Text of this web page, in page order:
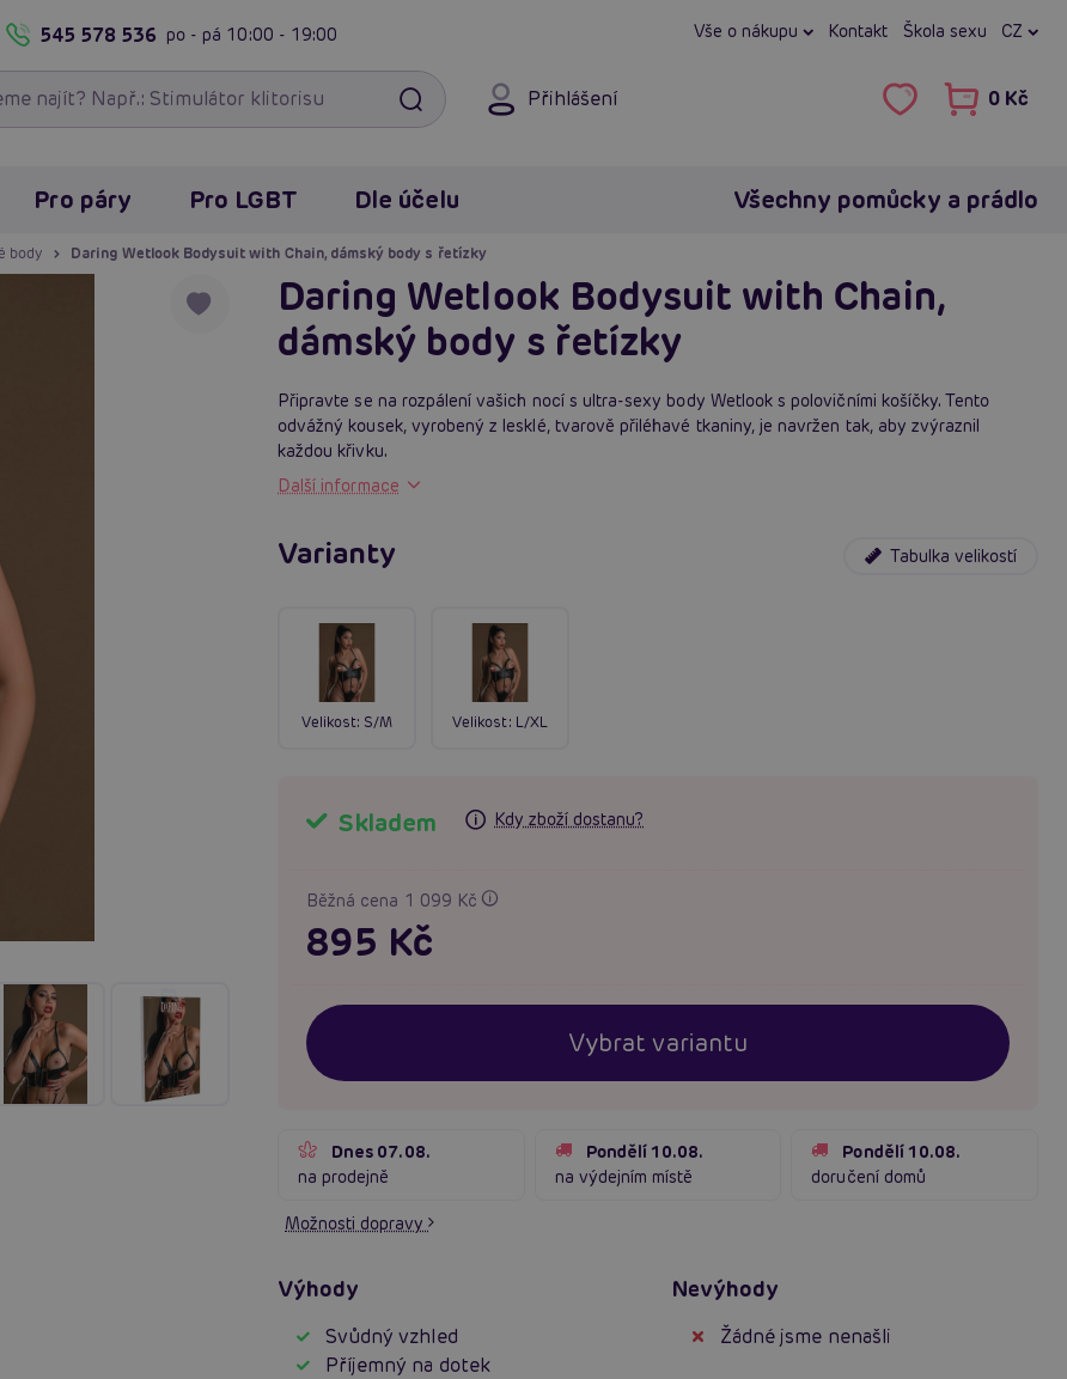
545 578 536 po - pá 10:00 - 19:00 Vše o nákupu Kontakt Škola sexu CZ
Přihlášení 0 Kč
Pro páry Pro LGBT Dle účelu Všechny pomůcky a prádlo
body Daring Wetlook Bodysuit with Chain, dámský body s řetízky
Daring Wetlook Bodysuit with Chain,
dámský body s řetízky
Připravte se na rozpálení vašich nocí s ultra-sexy body Wetlook s polovičními košíčky. Tento
odvážný kousek, vyrobený z lesklé, tvarově přiléhavé tkaniny, je navržen tak, aby zvýraznil
každou křivku.
Další informace
Varianty Tabulka velikostí
Velikost: S/M Velikost: L/XL
Skladem Kdy zboží dostanu?
Běžná cena 1 099 Kč
895 Kč
Vybrat variantu
Dnes 07.08.
na prodejně
Pondělí 10.08.
na výdejním místě
Pondělí 10.08.
doručení domů
Možnosti dopravy
Výhody
Svůdný vzhled
Příjemný na dotek
Nevýhody
Žádné jsme nenašli